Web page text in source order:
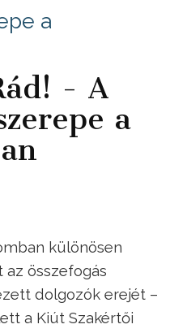
a
- A
a
különösen
összefogás
dolgozók erejét –
a Kiút Szakértői